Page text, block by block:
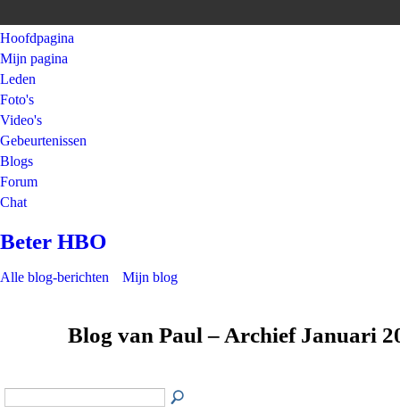
Hoofdpagina
Mijn pagina
Leden
Foto's
Video's
Gebeurtenissen
Blogs
Forum
Chat
Beter HBO
Alle blog-berichten Mijn blog
Blog van Paul – Archief Januari